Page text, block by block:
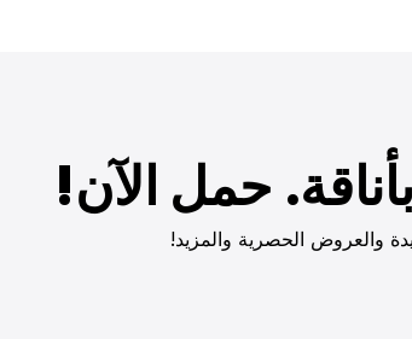
حمل الآن!
والعروض الحصرية والمزيد!